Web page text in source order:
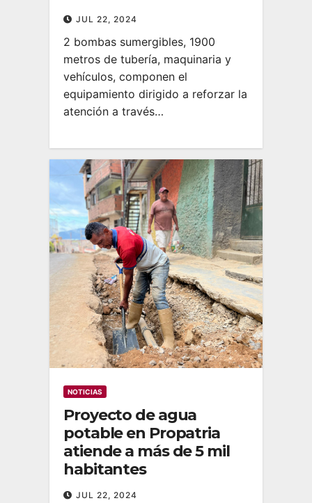
JUL 22, 2024
2 bombas sumergibles, 1900
metros de tubería, maquinaria y
vehículos, componen el
equipamiento dirigido a reforzar la
atención a través…
NOTICIAS
Proyecto de agua
potable en Propatria
atiende a más de 5 mil
habitantes
JUL 22, 2024